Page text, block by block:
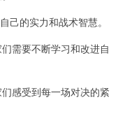
的实力和战术智慧。
需要不断学习和改进自
感受到每一场对决的紧